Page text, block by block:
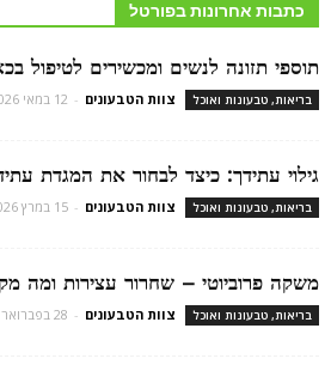
כתבות אחרונות בפורטל
תוספי תזונה לנשים ומכשירים לטיפול
בריאות, טבעונות ואוכל צוות הטבעונים - 12 במאי 2026
גילוי עתידך: כיצד לבחור את המגדת
בריאות, טבעונות ואוכל צוות הטבעונים - 15 במרץ 2026
משקה פרוביוטי – שחרור עצירות ומה
בריאות, טבעונות ואוכל צוות הטבעונים - 28 בפברואר 2026